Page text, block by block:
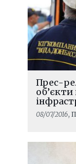
Прес-
об’єкти
08/07/2016,